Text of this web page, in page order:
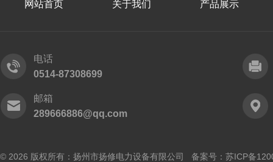
网站首页 关于我们 产品展示
电话
0514-87308699
邮箱
289666886@qq.com
© 2026 版权所有：扬州市扬修电力设备有限公司 备案号： 苏ICP备